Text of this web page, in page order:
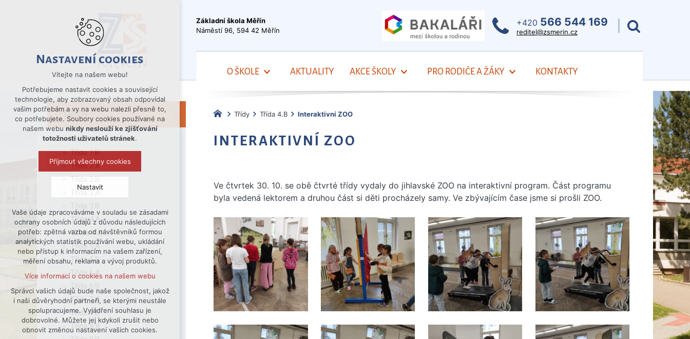
Základní škola Měřín
Náměstí 96, 594 42 Měřín
+420 566 544 169
reditel@zsmerin.cz
O ŠKOLE AKTUALITY AKCE ŠKOLY PRO RODIČE A ŽÁKY KONTAKTY
TŘÍDY
Třída 1.A
Třída 1.B
Třída 2.A
Třída 2.B
Třída 3.A
Třída 4.A
Třída 4.B
Třída 5.A
Třída 5.B
Třída 6.A
Třída 6.B
Třída 7.A
Třída 7.B
Třída 8.A
Třídy Třída 4.B Interaktivní ZOO
INTERAKTIVNÍ ZOO
Ve čtvrtek 30. 10. se obě čtvrté třídy vydaly do jihlavské ZOO na interaktivní program. Část programu
byla vedená lektorem a druhou část si děti procházely samy. Ve zbývajícím čase jsme si prošli ZOO.
Nastavení cookies
Vítejte na našem webu!
Potřebujeme nastavit cookies a související
technologie, aby zobrazovaný obsah odpovídal
vašim potřebám a vy na webu nalezli přesně to,
co potřebujete. Soubory cookies používané na
našem webu nikdy neslouží ke zjišťování
totožnosti uživatelů stránek.
Přijmout všechny cookies
Nastavit
Technická cookies
nutná pro provozování webu
udržení kontextu stránek (session):
případná přihlášení, volby jazyka, apod.
Volitelná cookies
analytická pro anonymizované
vyhodnocení návštěvnosti
marketingová cookies (Google)
Více informací o cookies na našem webu
Vaše údaje zpracováváme v souladu se zásadami
ochrany osobních údajů z důvodu následujících
potřeb: zpětná vazba od návštěvníků formou
analytických statistik používání webu, ukládání
nebo přístup k informacím na vašem zařízení,
měření obsahu, reklama a vývoj produktů.
Více informací o cookies na našem webu
Správci vašich údajů bude naše společnost, jakož
i naši důvěryhodní partneři, se kterými neustále
spolupracujeme. Vyjádření souhlasu je
dobrovolné. Můžete jej kdykoli zrušit nebo
obnovit změnou nastavení vašich cookies.